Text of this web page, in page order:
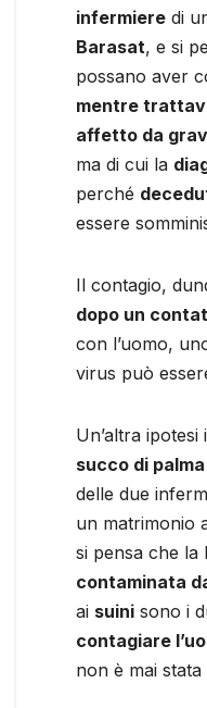
infermiere di
Barasat, e si
possano aver
mentre
affetto da
ma di cui la
perché
essere
Il contagio,
dopo un
con l’uomo,
virus può
Un’altra
succo di
delle due
un matrimonio
si pensa che la
contaminata
ai suini sono i
contagiare
non è mai